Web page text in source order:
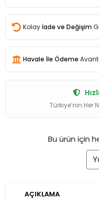
Kolay İade ve Değişim
Havale İle Ödeme
Türkiye’nin Her
Bu ürün için
AÇIKLAMA